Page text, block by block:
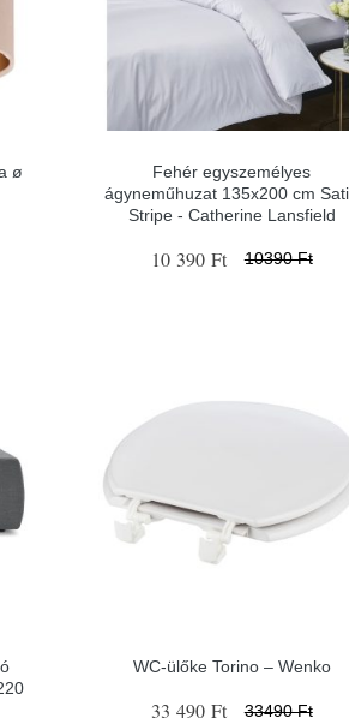
ø
Fehér egyszemélyes
ágyneműhuzat 135x200 cm
Stripe - Catherine Lansfield
10 390 Ft 10390 Ft
WC-ülőke Torino – Wenko
33 490 Ft 33490 Ft